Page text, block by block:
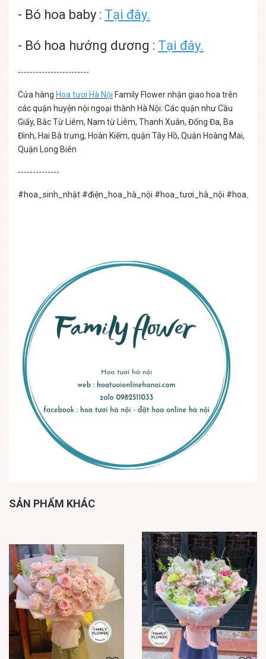
- Bó hoa baby : Tại đây.
- Bó hoa hướng dương : Tại đây.
------------------------
Cửa hàng Hoa tươi Hà Nội Family Flower nhận giao hoa trên
các quận huyện nội ngoại thành Hà Nội: Các quận như Cầu
Giấy, Bắc Từ Liêm, Nam từ Liêm, Thanh Xuân, Đống Đa, Ba
Đình, Hai Bà trưng, Hoàn Kiếm, quận Tây Hồ, Quận Hoàng Mai,
Quận Long Biên
--------------
#hoa_sinh_nhật #điện_hoa_hà_nội #hoa_tươi_hà_nội
SẢN PHẨM KHÁC